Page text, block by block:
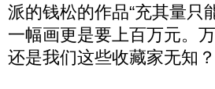
派的钱松的作品“充其量只
一幅画更是要上百万元。
还是我们这些收藏家无知